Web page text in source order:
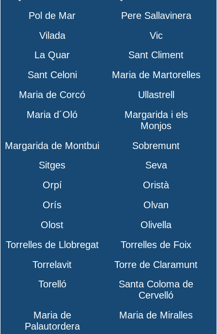
Pol de Mar
Pere Sallavinera
Vilada
Vic
La Quar
Sant Climent
Sant Celoni
Maria de Martorelles
Maria de Corcó
Ullastrell
Maria d´Oló
Margarida i els
Monjos
Margarida de Montbui
Sobremunt
Sitges
Seva
Orpí
Oristà
Orís
Olvan
Olost
Olivella
Torrelles de Llobregat
Torrelles de Foix
Torrelavit
Torre de Claramunt
Torelló
Santa Coloma de
Cervelló
Maria de
Palautordera
Maria de Miralles